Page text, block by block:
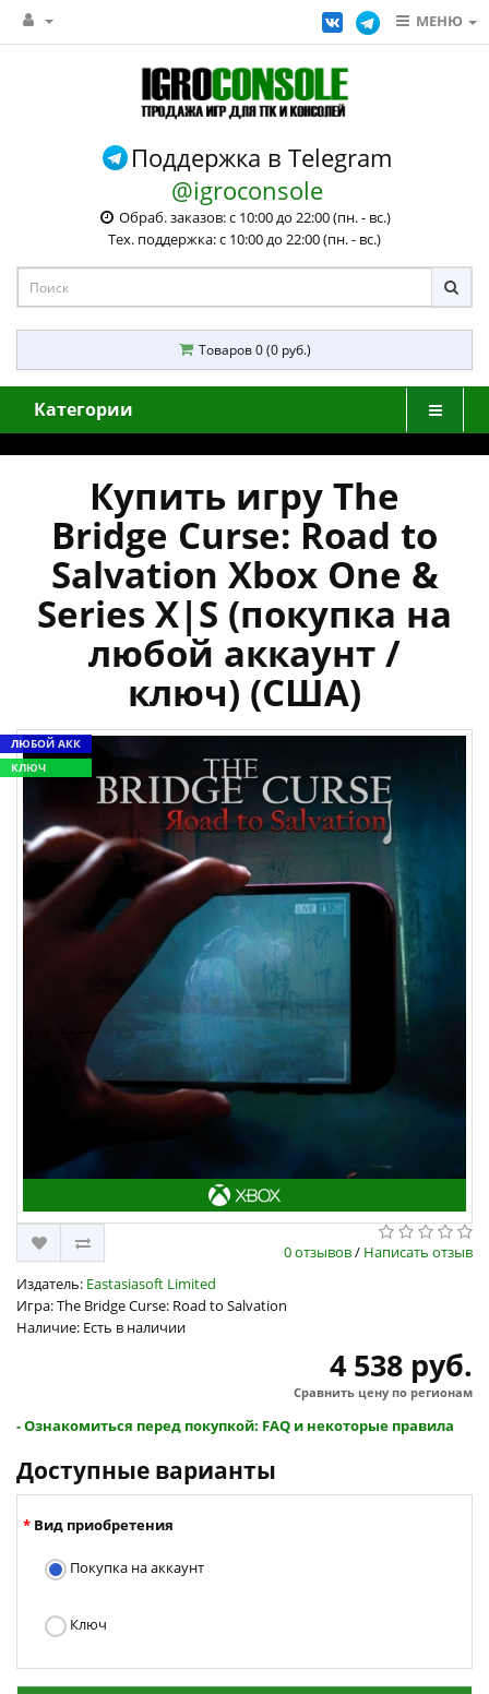
МЕНЮ
Поддержка в Telegram
@igroconsole
Обраб. заказов: с 10:00 до 22:00 (пн. - вс.)
Тех. поддержка: с 10:00 до 22:00 (пн. - вс.)
Товаров 0 (0 руб.)
Категории
Купить игру The
Bridge Curse: Road to
Salvation Xbox One &
Series X|S (покупка на
любой аккаунт /
ключ) (США)
ЛЮБОЙ АКК
КЛЮЧ
0 отзывов/ Написать отзыв
Издатель: Eastasiasoft Limited
Игра: The Bridge Curse: Road to Salvation
Наличие: Есть в наличии
4 538 руб.
Сравнить цену по регионам
- Ознакомиться перед покупкой: FAQ и некоторые правила
Доступные варианты
Вид приобретения
Покупка на аккаунт
Ключ